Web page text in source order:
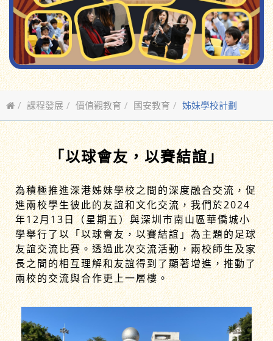
課程發展 價值觀教育 國安教育 姊妹學校計劃
「以球會友，以賽結誼」
為積極推進深港姊妹學校之間的深度融合交流，促
進兩校學生彼此的友誼和文化交流，我們於2024
年12月13日（星期五）與深圳市南山區華僑城小
學舉行了以「以球會友，以賽結誼」為主題的足球
友誼交流比賽。透過此次交流活動，兩校師生及家
長之間的相互理解和友誼得到了顯著增進，推動了
兩校的交流與合作更上一層樓。